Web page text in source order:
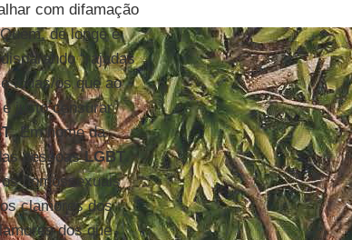
com difamação
de longe e
“rajadas
todas/os que ao
justo censurar
. Em nome da
pessoasLGBT.
homossexuais
clamores dos
dos que